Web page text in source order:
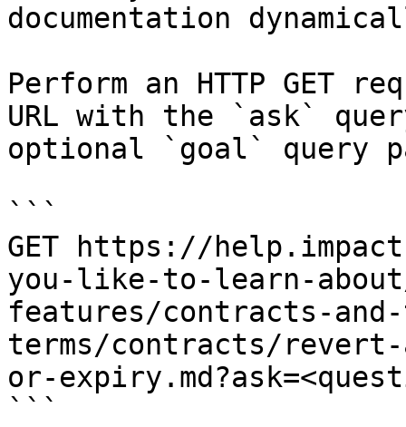
documentation
Perform an HTTP GET
URL with the `ask`
optional `goal` query
```
GET https://
you-like-to-learn-
features/contracts-
terms/contracts/
or-
```